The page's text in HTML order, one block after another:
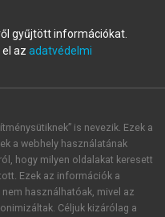
létre új fiókot.
automatikusan
gyűjtött információkat.
az adatvédelmi
is nevezik. Ezek a
a webhely használatának
hogy milyen oldalakat keresett
Ezek az információk a
használhatóak, mivel az
Céljuk kizárólag a